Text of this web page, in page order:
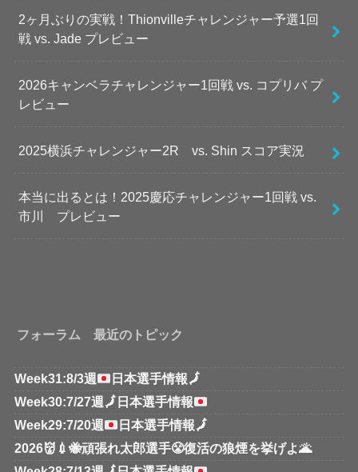
2ヶ月ぶりの実戦！Thionvilleチャレンジャー予選1回
戦 vs. Jade プレビュー
2026キャンベラチャレンジャー1回戦 vs. コプリバ プ
レビュー
2025横浜チャレンジャー2R vs. Shin スコア実況
本当に出るとは！2025慶応チャレンジャー1回戦 vs.
市川 プレビュー
フォーラム 最近のトピック
Week31:8/3週 日本選手情報🗾
Week30:7/27週 🗾 日本選手情報
Week29:7/20週
日本選手情報🗾
2026👹💉🐝頑張れ太郎選手😤復活の狼煙を挙げよ🌋